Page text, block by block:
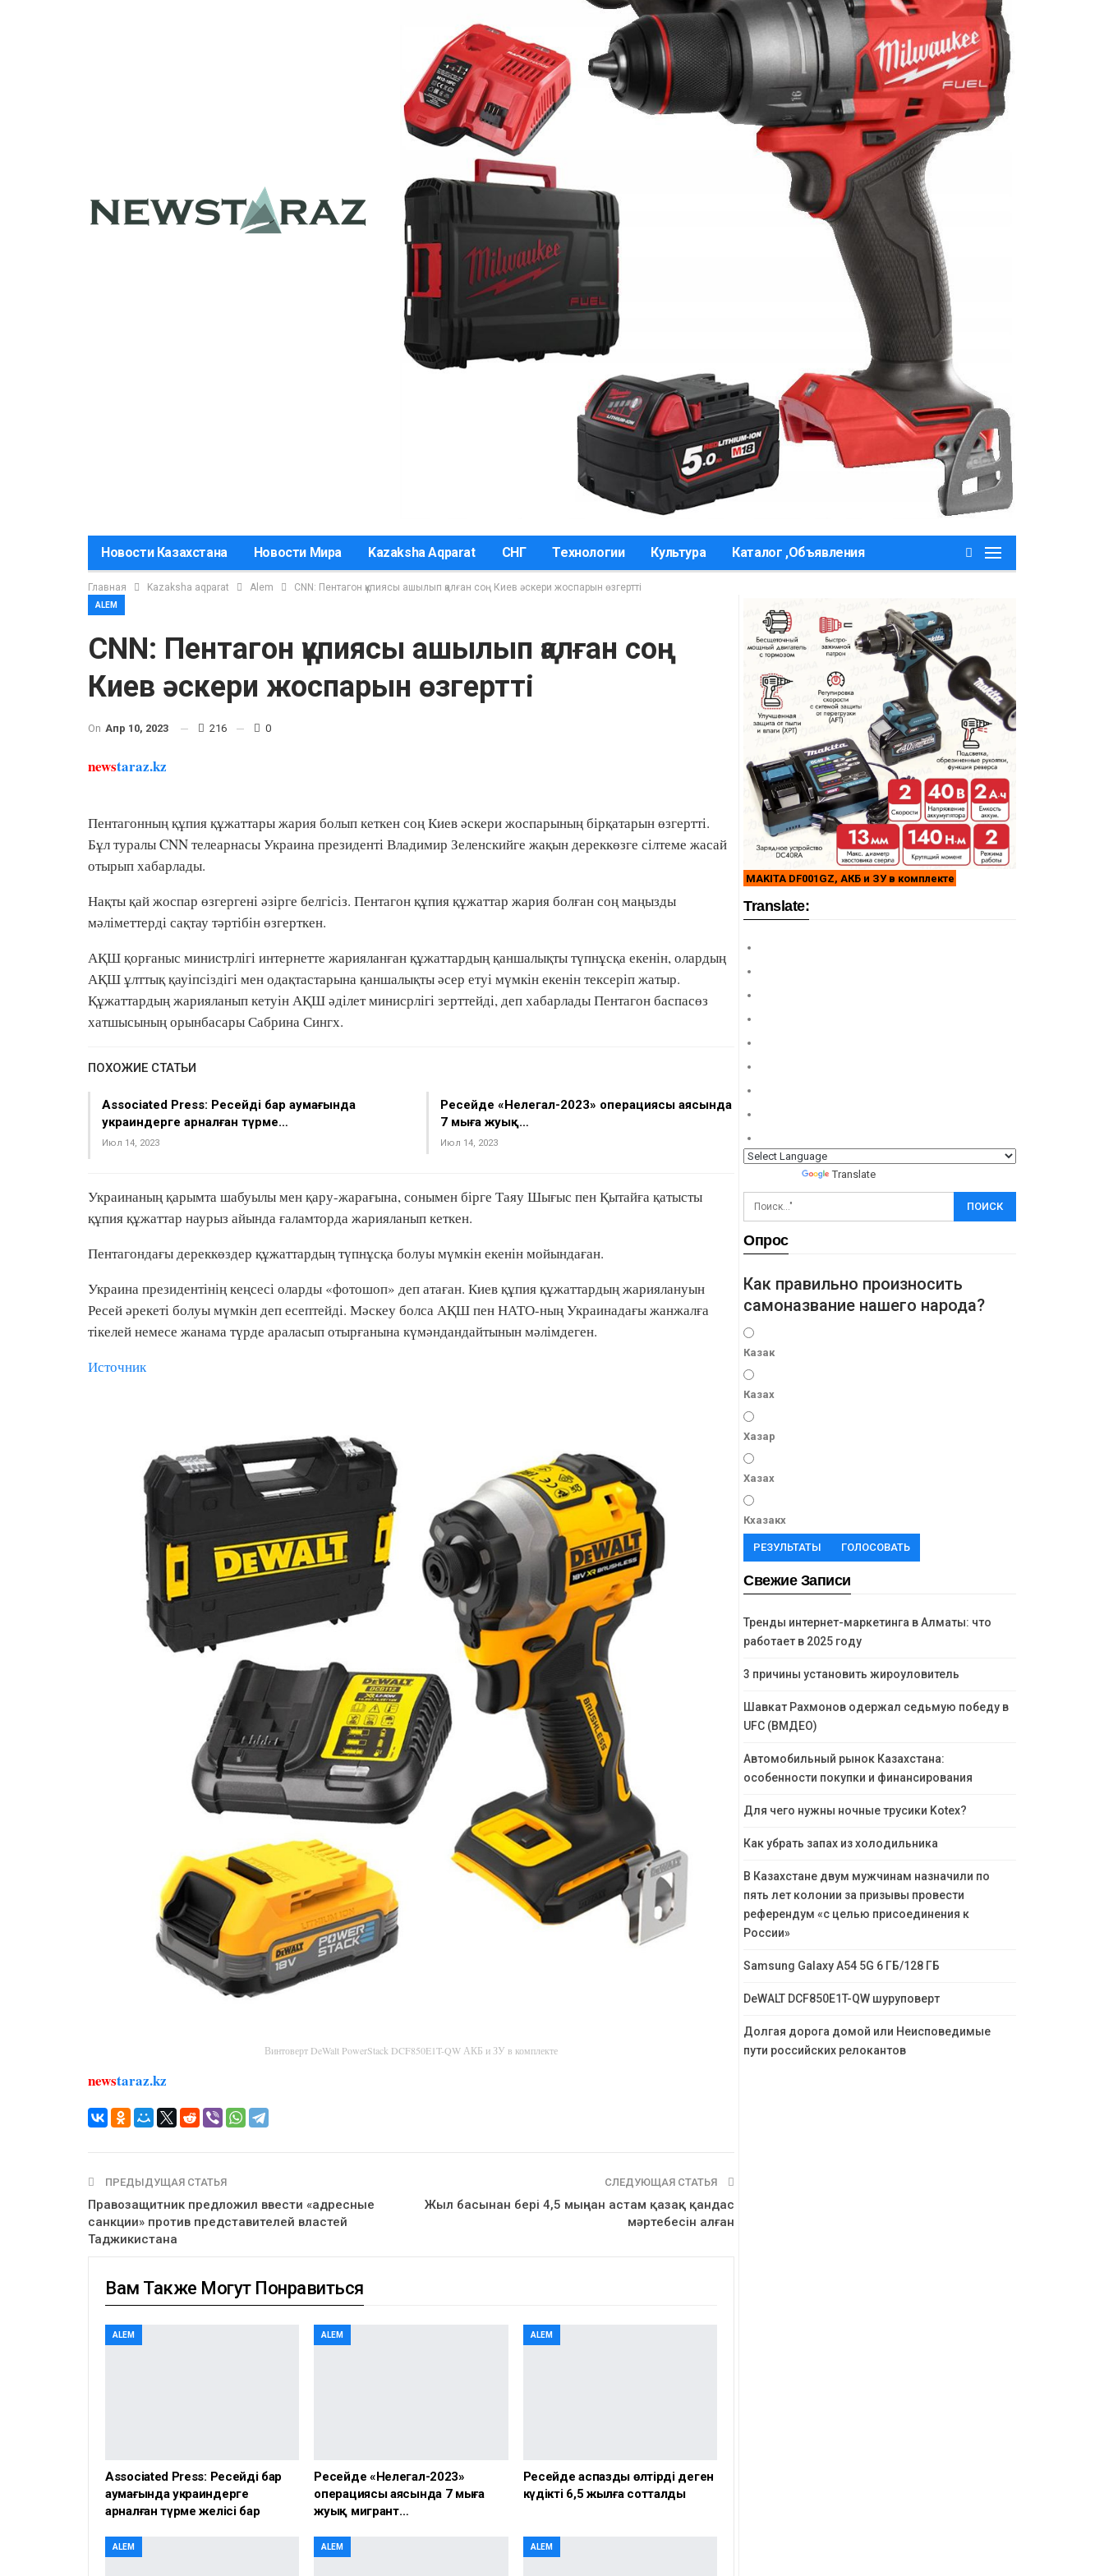
Новости Казахстана Новости Мира Kazaksha Aqparat СНГ Технологии Культура Каталог ,Объявления
Главная Kazaksha aqparat Alem CNN: Пентагон құпиясы ашылып қалған соң Киев әскери жоспарын өзгертті
ALEM
CNN: Пентагон құпиясы ашылып қалған соң
Киев әскери жоспарын өзгертті
On Апр 10, 2023 216 0
newstaraz.kz
Пентагонның құпия құжаттары жария болып кеткен соң Киев әскери жоспарының бірқатарын өзгертті.
Бұл туралы CNN телеарнасы Украина президенті Владимир Зеленскийге жақын дереккөзге сілтеме жасай
отырып хабарлады.
Нақты қай жоспар өзгергені әзірге белгісіз. Пентагон құпия құжаттар жария болған соң маңызды
мәліметтерді сақтау тәртібін өзгерткен.
АҚШ қорғаныс министрлігі интернетте жарияланған құжаттардың қаншалықты түпнұсқа екенін, олардың
АҚШ ұлттық қауіпсіздігі мен одақтастарына қаншалықты әсер етуі мүмкін екенін тексеріп жатыр.
Құжаттардың жарияланып кетуін АҚШ әділет минисрлігі зерттейді, деп хабарлады Пентагон баспасөз
хатшысының орынбасары Сабрина Сингх.
ПОХОЖИЕ СТАТЬИ
Associated Press: Ресейдің бар аумағында
украиндерге арналған түрме…
Июл 14, 2023
Ресейде «Нелегал-2023» операциясы аясында
7 мыңға жуық…
Июл 14, 2023
Украинаның қарымта шабуылы мен қару-жарағына, сонымен бірге Таяу Шығыс пен Қытайға қатысты
құпия құжаттар наурыз айында ғаламторда жарияланып кеткен.
Пентагондағы дереккөздер құжаттардың түпнұсқа болуы мүмкін екенін мойындаған.
Украина президентінің кеңсесі оларды «фотошоп» деп атаған. Киев құпия құжаттардың жариялануын
Ресей әрекеті болуы мүмкін деп есептейді. Мәскеу болса АҚШ пен НАТО-ның Украинадағы жанжалға
тікелей немесе жанама түрде араласып отырғанына күмәндандайтынын мәлімдеген.
Источник
Винтоверт DeWalt PowerStack DCF850E1T-QW АКБ и ЗУ в комплекте
newstaraz.kz
ПРЕДЫДУЩАЯ СТАТЬЯ
Правозащитник предложил ввести «адресные
санкции» против представителей властей
Таджикистана
СЛЕДУЮЩАЯ СТАТЬЯ
Жыл басынан бері 4,5 мыңнан астам қазақ қандас
мәртебесін алған
Вам Также Могут Понравиться
ALEM
Associated Press: Ресейдің бар
аумағында украиндерге
арналған түрме желісі бар
ALEM
Ресейде «Нелегал-2023»
операциясы аясында 7 мыңға
жуық мигрант…
ALEM
Ресейде аспазды өлтірді деген
күдікті 6,5 жылға сотталды
ALEM ALEM ALEM
MAKITA DF001GZ, АКБ и ЗУ в комплекте
Translate:
Translate
Опрос
Как правильно произносить
самоназвание нашего народа?
Казак
Казах
Хазар
Хазах
Кхазакх
РЕЗУЛЬТАТЫ ГОЛОСОВАТЬ
Свежие Записи
Тренды интернет-маркетинга в Алматы: что
работает в 2025 году
3 причины установить жироуловитель
Шавкат Рахмонов одержал седьмую победу в
UFC (ВМДЕО)
Автомобильный рынок Казахстана:
особенности покупки и финансирования
Для чего нужны ночные трусики Kotex?
Как убрать запах из холодильника
В Казахстане двум мужчинам назначили по
пять лет колонии за призывы провести
референдум «с целью присоединения к
России»
Samsung Galaxy A54 5G 6 ГБ/128 ГБ
DeWALT DCF850E1T-QW шуруповерт
Долгая дорога домой или Неисповедимые
пути российских релокантов